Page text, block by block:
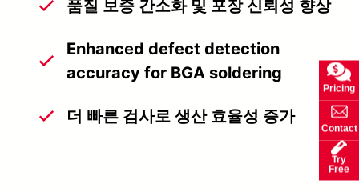
품질 보증 간소화 및 포장 신뢰성 향상
Enhanced defect detection
accuracy for BGA soldering
더 빠른 검사로 생산 효율성 증가
Pricing
Contact
Try
Free